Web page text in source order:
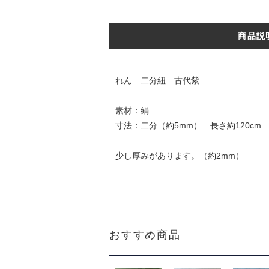
商品説
れん 二分紐 古代紫
素材：絹
寸法：二分（約5mm） 長さ約120cm
少し厚みがあります。（約2mm）
おすすめ商品